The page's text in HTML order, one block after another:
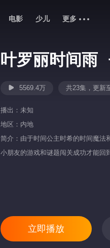
电影 少儿 更多
叶罗丽时间雨
5569.4万 共23集，更新
播出： 未知
地区： 内地
简介：由于时间公主时希的时间魔法
小朋友的游戏和谜题闯关成功才能
立即播放